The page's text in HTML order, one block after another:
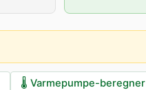
🌡️ Varmepumpe-beregner